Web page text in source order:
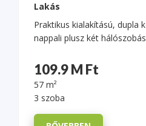
Lakás
Praktikus kialakítású, dupla
nappali plusz két
109.9 M Ft
57 m²
3 szoba